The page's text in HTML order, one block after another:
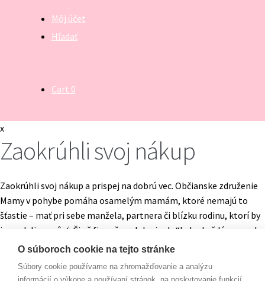
Môj účet
Hľadať
Hľadať:
Vyhľadávanie
Cart 0
x
Zaokrúhli svoj nákup
Zaokrúhli svoj nákup a prispej na dobrú vec. Občianske združenie
Mamy v pohybe pomáha osamelým mamám, ktoré nemajú to
šťastie – mať pri sebe manžela, partnera či blízku rodinu, ktorí by
im vedeli pomôcť. Či už finančne alebo inak. “Lebo každá mama by
mala mať šancu- dať svojim deťom tie najlepšie podmienky na
O súboroch cookie na tejto stránke
Súbory cookie používame na zhromažďovanie a analýzu